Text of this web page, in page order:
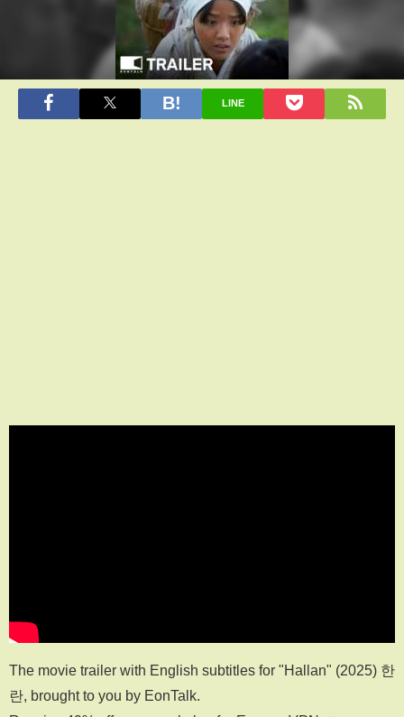
LINE
The movie trailer with English subtitles for "Hallan" (2025) 한
란, brought to you by EonTalk.